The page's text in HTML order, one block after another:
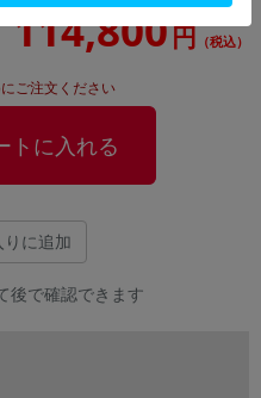
114,800円 （税込）
ご注文ください
トに入れる
に追加
後で確認できます